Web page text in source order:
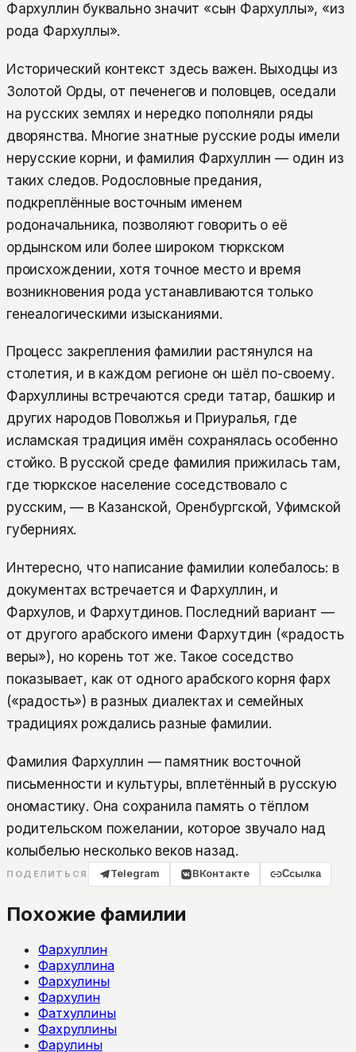
Фархуллин буквально значит «сын Фархуллы», «из
рода Фархуллы».
Исторический контекст здесь важен. Выходцы из
Золотой Орды, от печенегов и половцев, оседали
на русских землях и нередко пополняли ряды
дворянства. Многие знатные русские роды имели
нерусские корни, и фамилия Фархуллин — один из
таких следов. Родословные предания,
подкреплённые восточным именем
родоначальника, позволяют говорить о её
ордынском или более широком тюркском
происхождении, хотя точное место и время
возникновения рода устанавливаются только
генеалогическими изысканиями.
Процесс закрепления фамилии растянулся на
столетия, и в каждом регионе он шёл по-своему.
Фархуллины встречаются среди татар, башкир и
других народов Поволжья и Приуралья, где
исламская традиция имён сохранялась особенно
стойко. В русской среде фамилия прижилась там,
где тюркское население соседствовало с
русским, — в Казанской, Оренбургской, Уфимской
губерниях.
Интересно, что написание фамилии колебалось: в
документах встречается и Фархуллин, и
Фархулов, и Фархутдинов. Последний вариант —
от другого арабского имени Фархутдин («радость
веры»), но корень тот же. Такое соседство
показывает, как от одного арабского корня фарх
(«радость») в разных диалектах и семейных
традициях рождались разные фамилии.
Фамилия Фархуллин — памятник восточной
письменности и культуры, вплетённый в русскую
ономастику. Она сохранила память о тёплом
родительском пожелании, которое звучало над
колыбелью несколько веков назад.
ПОДЕЛИТЬСЯ Telegram ВКонтакте Ссылка
Похожие фамилии
Фархуллин
Фархуллина
Фархулины
Фархулин
Фатхуллины
Фахруллины
Фарулины